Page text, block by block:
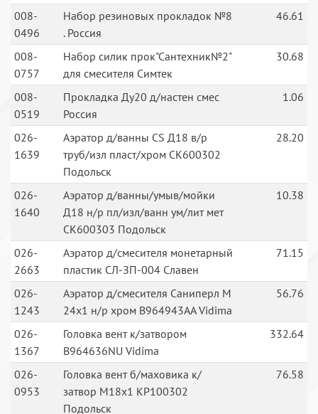
008-
0496
Набор резиновых прокладок №8
. Россия
46.61
008-
0757
Набор силик прок"Сантехник№2"
для смесителя Симтек
30.68
008-
0519
Прокладка Ду20 д/настен смес
Россия
1.06
026-
1639
Аэратор д/ванны CS Д18 в/р
труб/изл пласт/хром СК600302
Подольск
28.20
026-
1640
Аэратор д/ванны/умыв/мойки
Д18 н/р пл/изл/ванн ум/лит мет
СК600303 Подольск
10.38
026-
2663
Аэратор д/смесителя монетарный
пластик СЛ-ЗП-004 Славен
71.15
026-
1243
Аэратор д/смесителя Саниперл М
24х1 н/р хром B964943AA Vidima
56.76
026-
1367
Головка вент к/затвором
B964636NU Vidima
332.64
026-
0953
Головка вент б/маховика к/
затвор М18х1 КР100302
Подольск
76.58